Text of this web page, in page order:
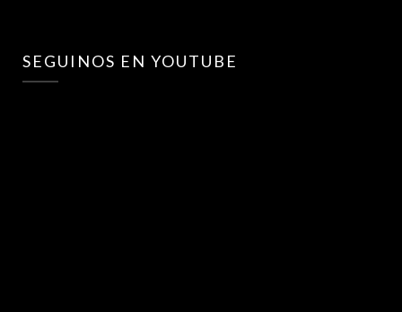
SEGUINOS EN YOUTUBE